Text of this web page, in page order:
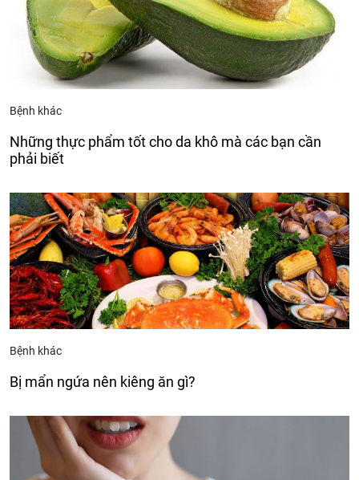
Bệnh khác
Những thực phẩm tốt cho da khô mà các bạn cần
phải biết
Bệnh khác
Bị mẩn ngứa nên kiêng ăn gì?